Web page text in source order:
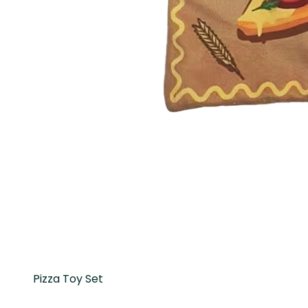
Pizza Toy Set